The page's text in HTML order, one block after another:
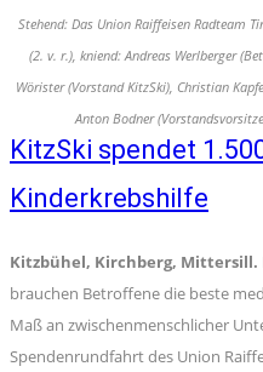
Stehend: Das Union Raiffeisen Radteam
(2. v. r.), kniend: Andreas Werlberger
Wörister (Vorstand KitzSki), Christian
Anton Bodner
KitzSki spendet
Kinderkrebshilfe
Kitzbühel, Kirchberg, Mittersill.
brauchen Betroffene die beste
Maß an zwischenmenschlicher
Spendenrundfahrt des Union